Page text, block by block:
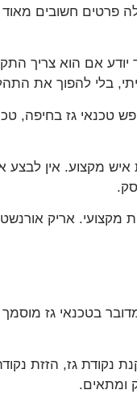
פרטים חשובים
אם הוא צריך
בלי להפוך את
טכנאי גז בחיפה,
מקצוע. אין
בטכנאי גז מוסמך
גז, הזזת
ומתאים.